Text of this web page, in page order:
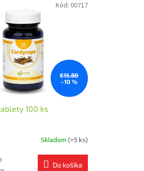
€15,80
–10 %
100 ks
Skladom (>5 ks)
Do košíka
Kód: 00717